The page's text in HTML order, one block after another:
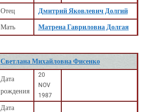
Отец Дмитрий Яковлевич Долгий
Мать Матрена Гавриловна Долгая
Светлана Михайловна Фисенко
Дата
рождения
20
NOV
1987
Дата